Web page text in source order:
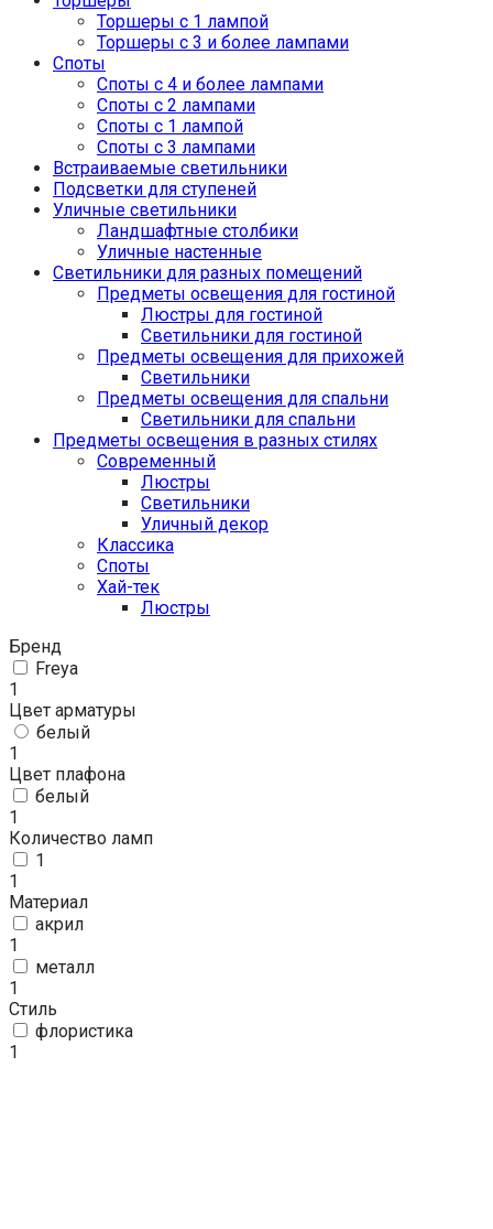
Торшеры с 1 лампой
Торшеры с 3 и более лампами
Споты
Споты с 4 и более лампами
Споты с 2 лампами
Споты с 1 лампой
Споты с 3 лампами
Встраиваемые светильники
Подсветки для ступеней
Уличные светильники
Ландшафтные столбики
Уличные настенные
Светильники для разных помещений
Предметы освещения для гостиной
Люстры для гостиной
Светильники для гостиной
Предметы освещения для прихожей
Светильники
Предметы освещения для спальни
Светильники для спальни
Предметы освещения в разных стилях
Cовременный
Люстры
Светильники
Уличный декор
Классика
Споты
Хай-тек
Люстры
Бренд
Freya
1
Цвет арматуры
белый
1
Цвет плафона
белый
1
Количество ламп
1
1
Материал
акрил
1
металл
1
Стиль
флористика
1